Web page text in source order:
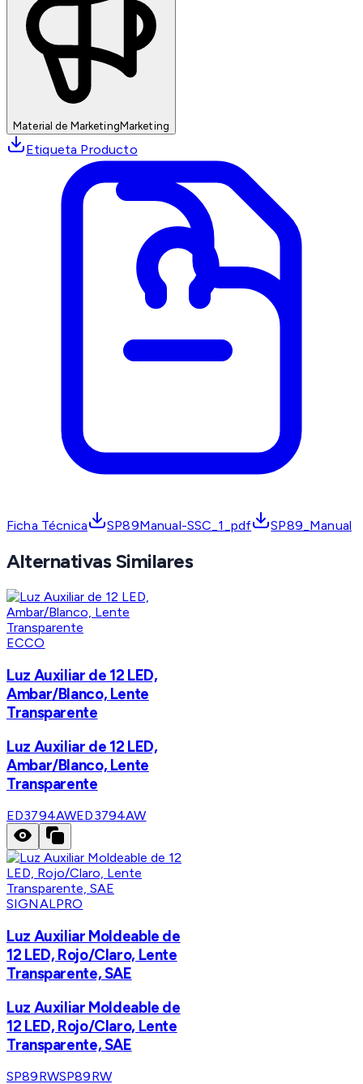
Material de MarketingMarketing
Etiqueta Producto
Ficha Técnica SP89Manual-SSC_1_pdf SP89_Manual
Alternativas Similares
ECCO
Luz Auxiliar de 12 LED,
Ambar/Blanco, Lente
Transparente
Luz Auxiliar de 12 LED,
Ambar/Blanco, Lente
Transparente
ED3794AWED3794AW
SIGNALPRO
Luz Auxiliar Moldeable de
12 LED, Rojo/Claro, Lente
Transparente, SAE
Luz Auxiliar Moldeable de
12 LED, Rojo/Claro, Lente
Transparente, SAE
SP89RWSP89RW